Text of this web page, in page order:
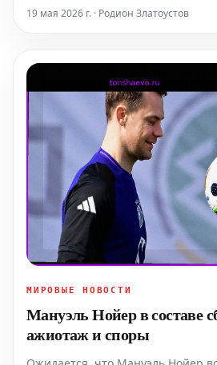
национальной администрации.
19 мая 2026 г. · Родион Златоустов
МИРОВЫЕ НОВОСТИ
Мануэль Нойер в составе
ажиотаж и споры